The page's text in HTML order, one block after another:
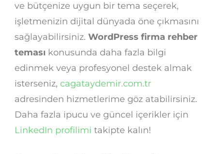
ve bütçenize uygun bir tema seçerek,
işletmenizin dijital dünyada öne çıkmasını
sağlayabilirsiniz. WordPress firma rehber
teması konusunda daha fazla bilgi
edinmek veya profesyonel destek almak
isterseniz, cagataydemir.com.tr
adresinden hizmetlerime göz atabilirsiniz.
Daha fazla ipucu ve güncel içerikler için
LinkedIn profilimi takipte kalın!